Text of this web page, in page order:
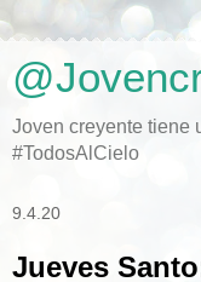
Joven creyente tiene
#TodosAlCielo
9.4.20
Jueves